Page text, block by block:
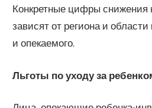
Конкретные цифры снижения
зависят от региона и
и опекаемого.
Льготы по уходу за